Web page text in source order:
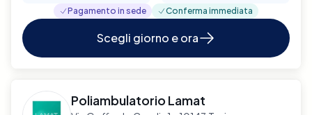
Pagamento in sede Conferma immediata
Scegli giorno e ora
Poliambulatorio Lamat